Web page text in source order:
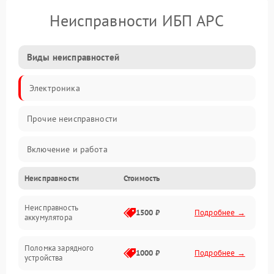
Неисправности ИБП APC
Виды неисправностей
Электроника
Прочие неисправности
Включение и работа
Работа с нагрузкой
Звук и индикация
Неисправности Стоимость
Неисправность
аккумулятора
1500 ₽ Подробнее →
Поломка зарядного
устройства
1000 ₽ Подробнее →